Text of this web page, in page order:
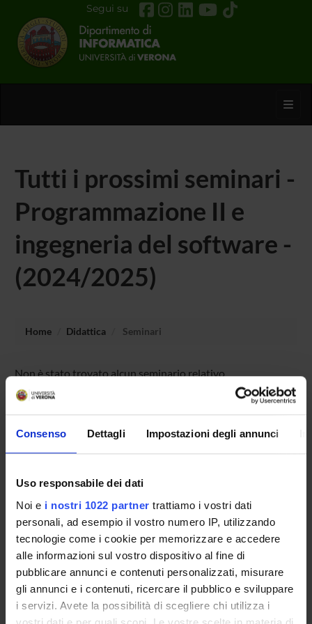
Consenso Dettagli Impostazioni degli annunci
Uso responsabile dei dati
Noi e i nostri 1022 partner trattiamo i vostri dati
personali, ad esempio il vostro numero IP, utilizzando
tecnologie come i cookie per memorizzare e accedere
alle informazioni sul vostro dispositivo al fine di
pubblicare annunci e contenuti personalizzati, misurare
gli annunci e i contenuti, ricercare il pubblico e sviluppare
i servizi. Avete la possibilità di scegliere chi utilizza i
Segui su
Tutti i prossimi seminari -
Programmazione II e
ingegneria del software -
(2024/2025)
Home Didattica Seminari
Non è stato trovato alcun seminario relativo
all'insegnamento Programmazione II e ingegneria del
software.
DOTTORATI, MASTER E FORMAZIONE SUPERIORE
Contatti
Persone
Luoghi